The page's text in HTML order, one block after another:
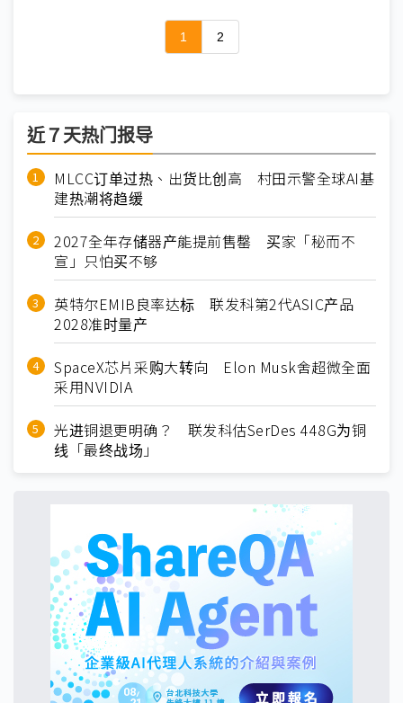
1 2
近７天热门报导
MLCC订单过热、出货比创高 村田示警全球AI基
建热潮将趋缓
2027全年存储器产能提前售罄 买家「秘而不
宣」只怕买不够
英特尔EMIB良率达标 联发科第2代ASIC产品
2028准时量产
SpaceX芯片采购大转向 Elon Musk舍超微全面
采用NVIDIA
光进铜退更明确？ 联发科估SerDes 448G为铜
线「最终战场」